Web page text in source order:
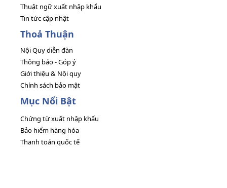
Thuật ngữ xuất nhập khẩu
Tin tức cập nhật
Thoả Thuận
Nội Quy diễn đàn
Thông báo - Góp ý
Giới thiệu & Nội quy
Chính sách bảo mật
Mục Nổi Bật
Chứng từ xuất nhập khẩu
Bảo hiểm hàng hóa
Thanh toán quốc tế